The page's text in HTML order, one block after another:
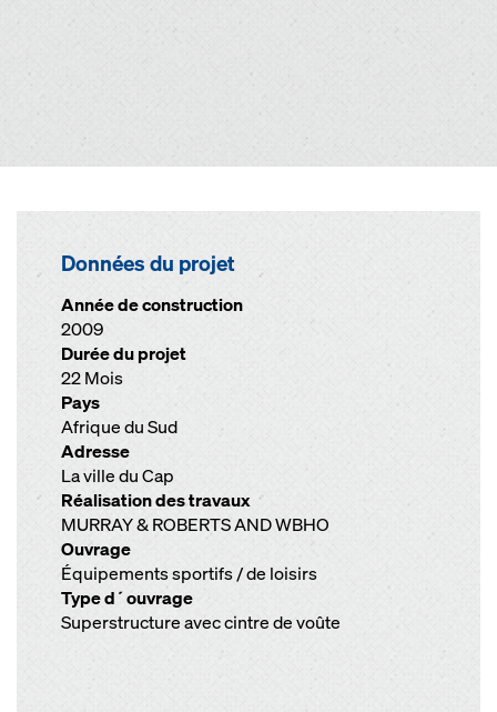
Données du projet
Année de construction
2009
Durée du projet
22 Mois
Pays
Afrique du Sud
Adresse
La ville du Cap
Réalisation des travaux
MURRAY & ROBERTS AND WBHO
Ouvrage
Équipements sportifs / de loisirs
Type d´ouvrage
Superstructure avec cintre de voûte